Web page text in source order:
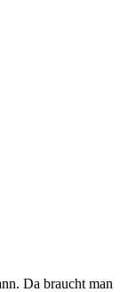
Da braucht man